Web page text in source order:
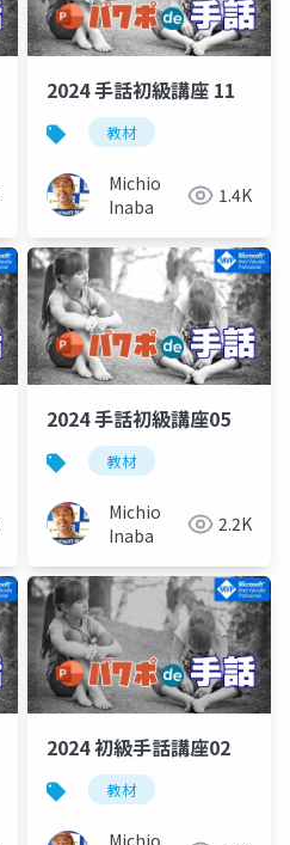
2024 手話初級講座 11
教材
Michio
Inaba
1.4K
2024 手話初級講座05
教材
Michio
Inaba
2.2K
2024 初級手話講座02
教材
Michio